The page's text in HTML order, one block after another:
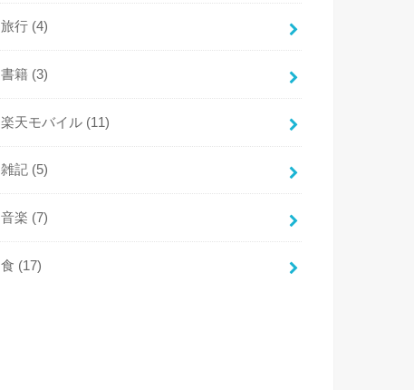
旅行 (4)
書籍 (3)
楽天モバイル (11)
雑記 (5)
音楽 (7)
食 (17)